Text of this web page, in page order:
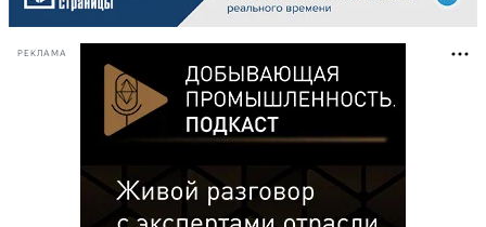
РЕКЛАМА